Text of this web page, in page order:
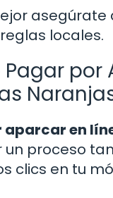
asegúrate
locales.
Pagar por
aparcar en
un proceso
clics en tu